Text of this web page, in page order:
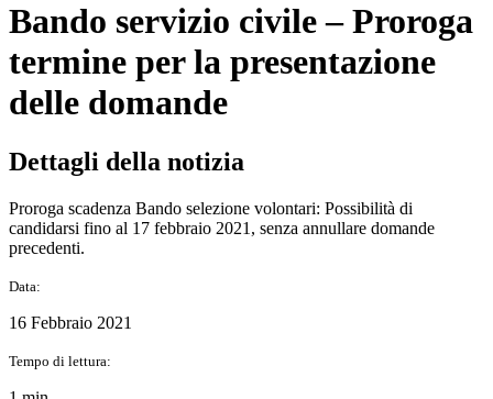
Bando servizio civile – Proroga
termine per la presentazione
delle domande
Dettagli della notizia
Proroga scadenza Bando selezione volontari: Possibilità di
candidarsi fino al 17 febbraio 2021, senza annullare domande
precedenti.
Data:
16 Febbraio 2021
Tempo di lettura: